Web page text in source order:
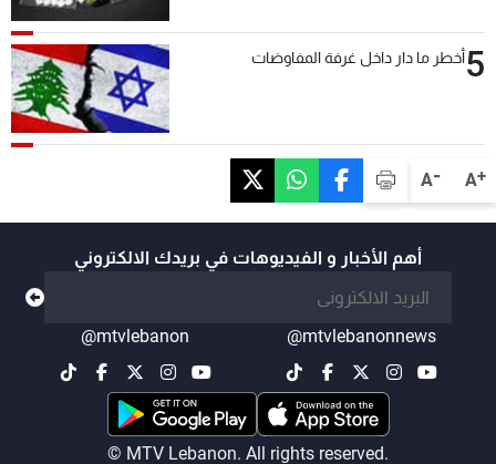
A+
A-
5أخطر ما دار داخل غرفة المفاوضات
أهم الأخبار و الفيديوهات في بريدك الالكتروني
@mtvlebanonnews
@mtvlebanon
© MTV Lebanon. All rights reserved.